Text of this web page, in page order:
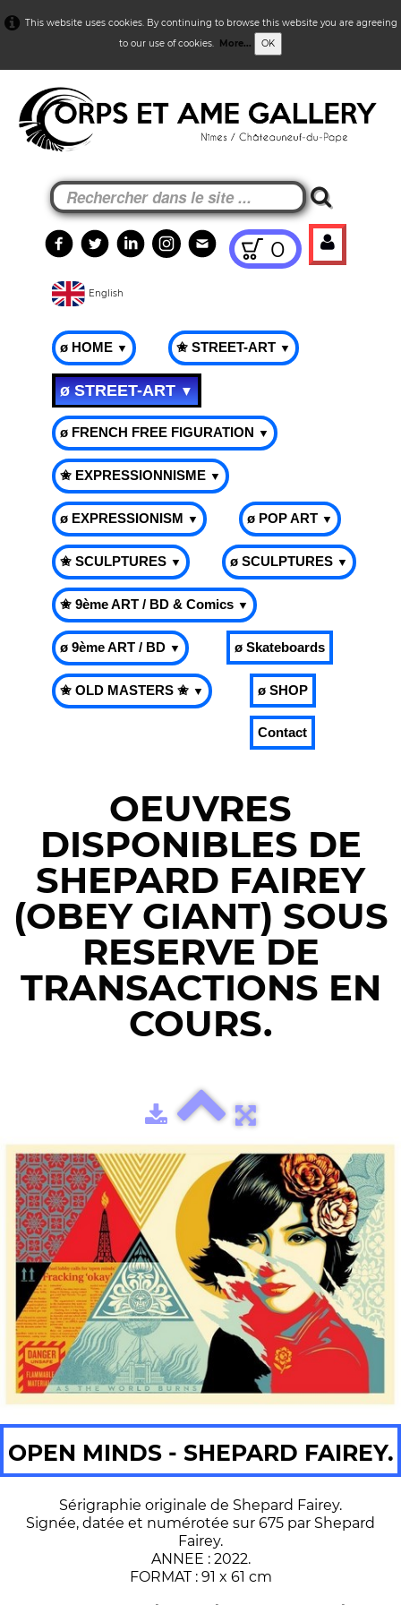
This website uses cookies. By continuing to browse this website you are agreeing
to our use of cookies. More... OK
0
English
ø HOME ▼ ✬ STREET-ART ▼
ø STREET-ART▼
ø FRENCH FREE FIGURATION ▼
✬ EXPRESSIONNISME ▼
ø EXPRESSIONISM ▼ ø POP ART ▼
✬ SCULPTURES ▼ ø SCULPTURES ▼
✬ 9ème ART / BD & Comics ▼
ø 9ème ART / BD ▼ ø Skateboards
✬ OLD MASTERS ✬ ▼ ø SHOP
Contact
OEUVRES
DISPONIBLES DE
SHEPARD FAIREY
(OBEY GIANT) SOUS
RESERVE DE
TRANSACTIONS EN
COURS.
OPEN MINDS - SHEPARD FAIREY.
Sérigraphie originale de Shepard Fairey.
Signée, datée et numérotée sur 675 par Shepard
Fairey.
ANNEE : 2022.
FORMAT : 91 x 61 cm